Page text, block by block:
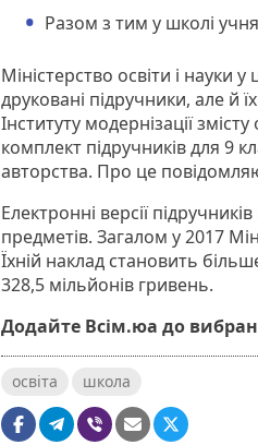
Разом з тим у школі
Міністерство освіти і науки
друковані підручники, але й
Інституту модернізації
комплект підручників для 9
авторства. Про це
Електронні версії
предметів. Загалом у 2017
Їхній наклад становить
328,5 мільйонів гривень.
Додайте Всім.юа до
освіта школа